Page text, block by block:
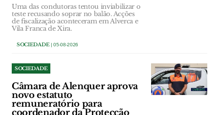
Uma das condutoras tentou inviabilizar o
teste recusando soprar no balão. Acções
de fiscalização aconteceram em Alverca e
Vila Franca de Xira.
SOCIEDADE| 05-08-2026
SOCIEDADE
Câmara de Alenquer aprova
novo estatuto
remuneratório para
coordenador da Protecção